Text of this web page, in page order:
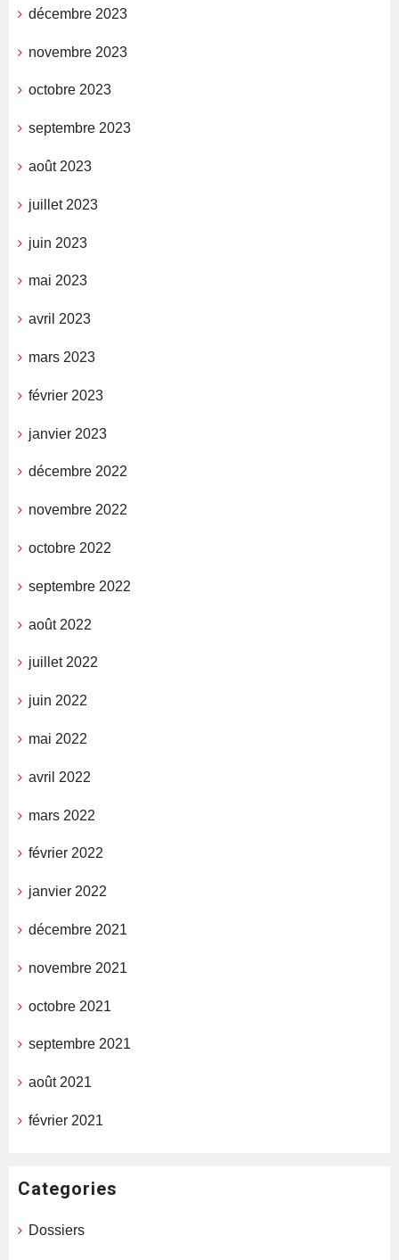
décembre 2023
novembre 2023
octobre 2023
septembre 2023
août 2023
juillet 2023
juin 2023
mai 2023
avril 2023
mars 2023
février 2023
janvier 2023
décembre 2022
novembre 2022
octobre 2022
septembre 2022
août 2022
juillet 2022
juin 2022
mai 2022
avril 2022
mars 2022
février 2022
janvier 2022
décembre 2021
novembre 2021
octobre 2021
septembre 2021
août 2021
février 2021
Categories
Dossiers